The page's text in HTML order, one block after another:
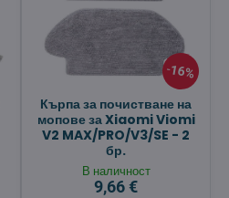
16%
Кърпа за почистване на
мопове за Xiaomi Viomi
V2 MAX/PRO/V3/SE - 2
бр.
В наличност
9,66 €